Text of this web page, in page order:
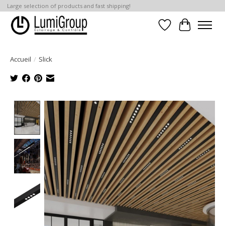
Large selection of products and fast shipping!
Liste dePanier
Accueil / Slick
Product image slideshow Items